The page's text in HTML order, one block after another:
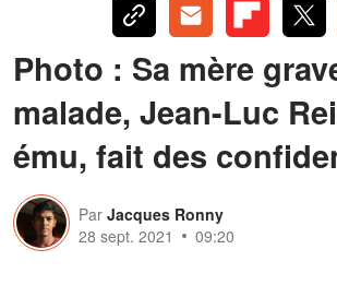
Photo : Sa mère
malade, Jean-Luc
ému, fait des
Par Jacques Ronny
28 sept. 2021
09:20